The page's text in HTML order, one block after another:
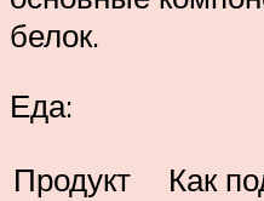
белок.
Еда:
Продукт
Как